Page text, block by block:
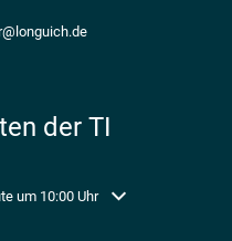
der TI
oder Schließzeiten
um 10:00 Uhr